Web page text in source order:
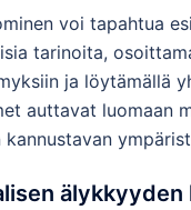
voi tapahtua
tarinoita,
ja löytämällä
auttavat luomaan